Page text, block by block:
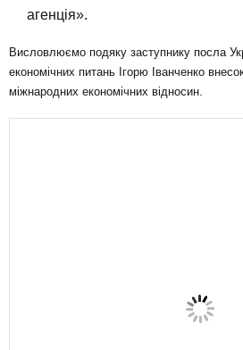
агенція».
Висловлюємо подяку заступнику посла
економічних питань Ігорю Іванченко
міжнародних економічних відносин.